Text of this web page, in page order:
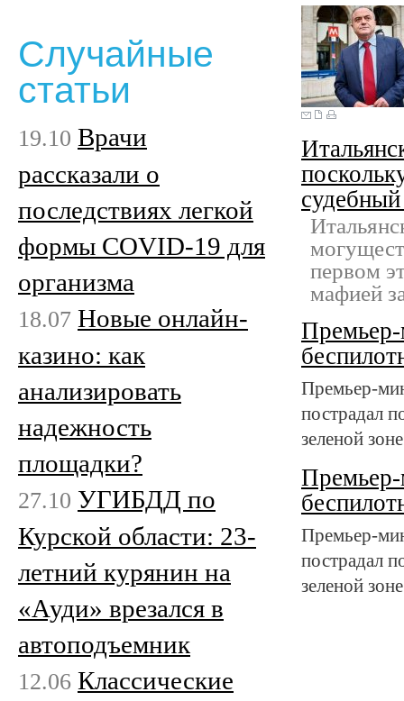
первом
мафией
Премьер-
Премьер-
пострадал
зеленой
Премьер-
Премьер-
пострадал
зеленой
Случайные
статьи
19.10 Врачи
рассказали о
последствиях легкой
формы COVID-19 для
организма
18.07 Новые онлайн-
казино: как
анализировать
надежность
площадки?
27.10 УГИБДД по
Курской области: 23-
летний курянин на
«Ауди» врезался в
автоподъемник
12.06 Классические